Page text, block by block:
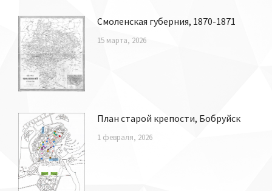
Смоленская губерния, 1870-1871
15 марта, 2026
План старой крепости, Бобруйск
1 февраля, 2026